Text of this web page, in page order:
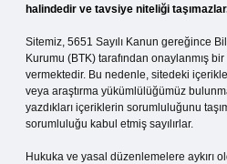
halindedir ve tavsiye niteliği
Sitemiz, 5651 Sayılı Kanun gereğince
Kurumu (BTK) tarafından onaylanmış
vermektedir. Bu nedenle, sitedeki
veya araştırma yükümlülüğümüz
yazdıkları içeriklerin sorumluluğunu
sorumluluğu kabul etmiş sayılırlar.
Hukuka ve yasal düzenlemelere aykırı